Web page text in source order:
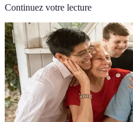
Continuez votre lecture